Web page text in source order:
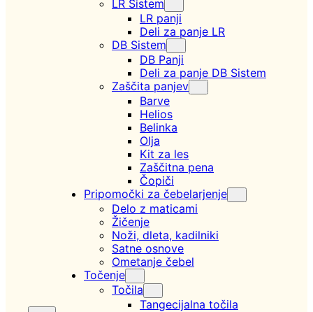
LR Sistem
LR panji
Deli za panje LR
DB Sistem
DB Panji
Deli za panje DB Sistem
Zaščita panjev
Barve
Helios
Belinka
Olja
Kit za les
Zaščitna pena
Čopiči
Pripomočki za čebelarjenje
Delo z maticami
Žičenje
Noži, dleta, kadilniki
Satne osnove
Ometanje čebel
Točenje
Točila
Tangecijalna točila